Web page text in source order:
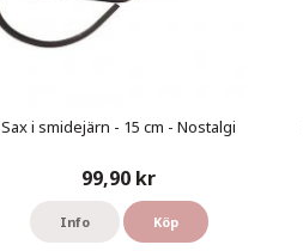
Sax i smidejärn - 15 cm - Nostalgi
99,90 kr
Info Köp